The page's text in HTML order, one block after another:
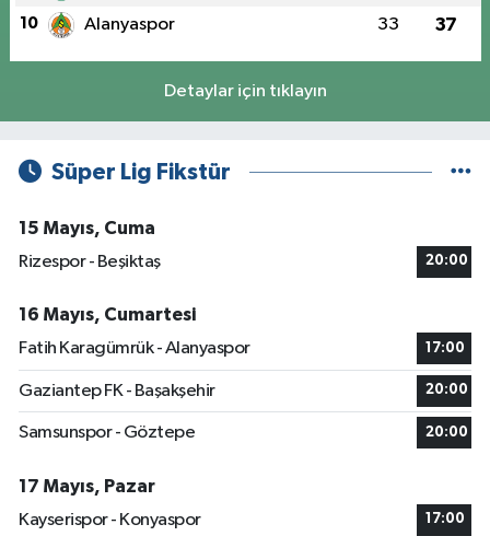
10 Alanyaspor 33 37
Detaylar için tıklayın
Süper Lig Fikstür
15 Mayıs, Cuma
Rizespor - Beşiktaş
20:00
16 Mayıs, Cumartesi
Fatih Karagümrük - Alanyaspor
17:00
Gaziantep FK - Başakşehir 20:00
Samsunspor - Göztepe 20:00
17 Mayıs, Pazar
Kayserispor - Konyaspor
17:00